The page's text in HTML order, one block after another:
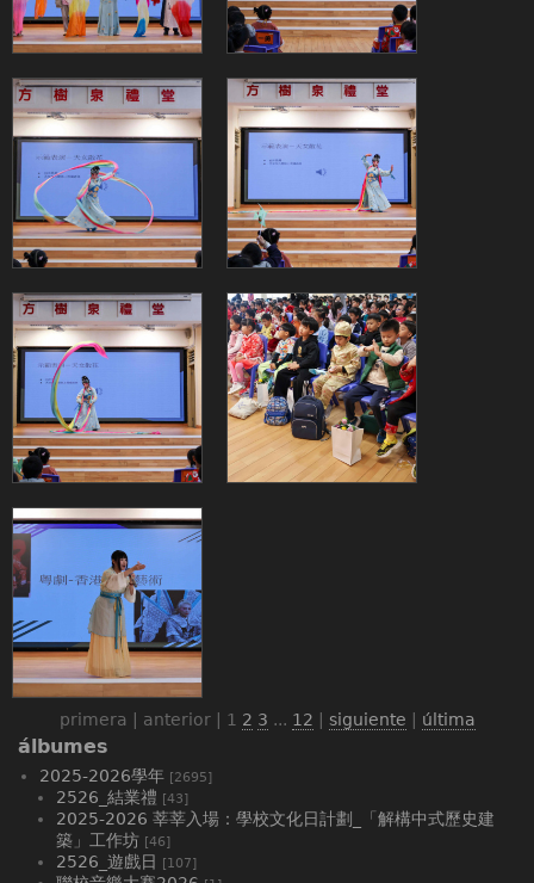
primera | anterior | 1 2 3 ... 12 | siguiente | última
álbumes
2025-2026學年 [2695]
2526_結業禮 [43]
2025-2026 莘莘入場：學校文化日計劃_「解構中式歷史建
築」工作坊 [46]
2526_遊戲日 [107]